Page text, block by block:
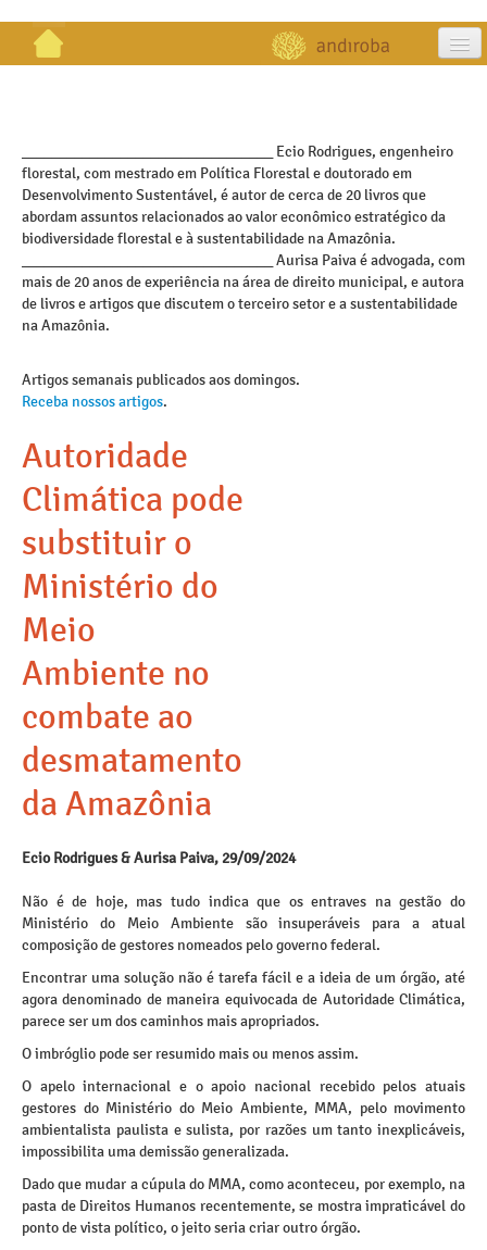
publicações
galeria
contato
_________________________________ Ecio Rodrigues, engenheiro
florestal, com mestrado em Política Florestal e doutorado em
Desenvolvimento Sustentável, é autor de cerca de 20 livros que
abordam assuntos relacionados ao valor econômico estratégico da
biodiversidade florestal e à sustentabilidade na Amazônia.
_________________________________ Aurisa Paiva é advogada, com
mais de 20 anos de experiência na área de direito municipal, e autora
de livros e artigos que discutem o terceiro setor e a sustentabilidade
na Amazônia.
Artigos semanais publicados aos domingos.
Receba nossos artigos.
Autoridade
Climática pode
substituir o
Ministério do
Meio
Ambiente no
combate ao
desmatamento
da Amazônia
Ecio Rodrigues & Aurisa Paiva, 29/09/2024
Não é de hoje, mas tudo indica que os entraves na gestão do
Ministério do Meio Ambiente são insuperáveis para a atual
composição de gestores nomeados pelo governo federal.
Encontrar uma solução não é tarefa fácil e a ideia de um órgão, até
agora denominado de maneira equivocada de Autoridade Climática,
parece ser um dos caminhos mais apropriados.
O imbróglio pode ser resumido mais ou menos assim.
O apelo internacional e o apoio nacional recebido pelos atuais
gestores do Ministério do Meio Ambiente, MMA, pelo movimento
ambientalista paulista e sulista, por razões um tanto inexplicáveis,
impossibilita uma demissão generalizada.
Dado que mudar a cúpula do MMA, como aconteceu, por exemplo, na
pasta de Direitos Humanos recentemente, se mostra impraticável do
ponto de vista político, o jeito seria criar outro órgão.